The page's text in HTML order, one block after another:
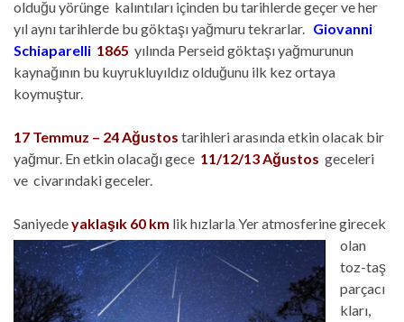
olduğu yörünge kalıntıları içinden bu tarihlerde geçer ve her
yıl aynı tarihlerde bu göktaşı yağmuru tekrarlar. Giovanni
Schiaparelli 1865 yılında Perseid göktaşı yağmurunun
kaynağının bu kuyrukluyıldız olduğunu ilk kez ortaya
koymuştur.
17 Temmuz – 24 Ağustos tarihleri arasında etkin olacak bir
yağmur. En etkin olacağı gece 11/12/13 Ağustos geceleri
ve civarındaki geceler.
Saniyedeyaklaşık 60 km lik hızlarla Yer atmosferine girecek
olan
toz-taş
parçacı
kları,